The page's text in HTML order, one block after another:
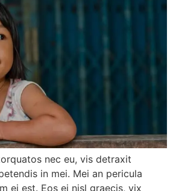
nec eu, vis detraxit
in mei. Mei an pericula
ei est. Eos ei nisl graecis, vix